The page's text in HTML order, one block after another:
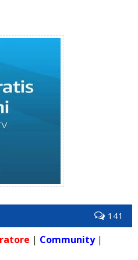
141
| Community|